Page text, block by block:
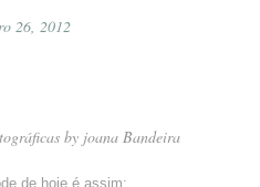
26, 2012
by joana Bandeira
de hoje é assim: